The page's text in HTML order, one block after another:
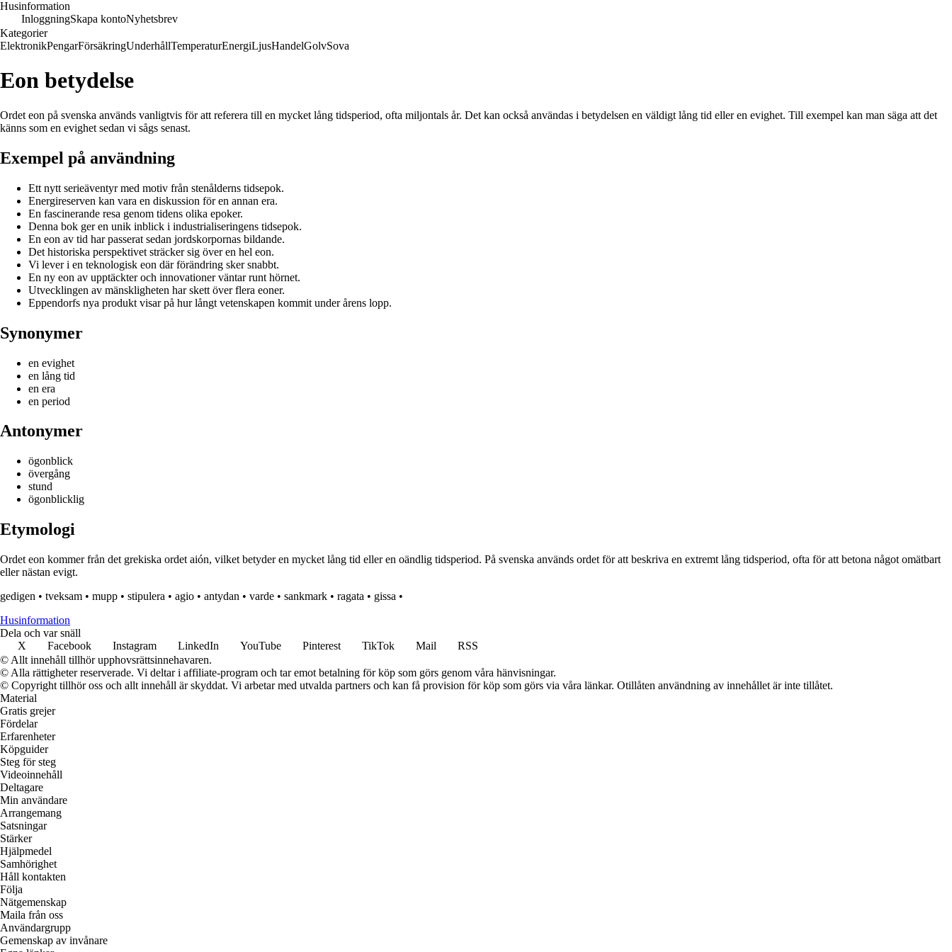
Husinformation
InloggningSkapa kontoNyhetsbrev
Kategorier
ElektronikPengarFörsäkringUnderhållTemperaturEnergiLjusHandelGolvSova
Eon betydelse
Ordet eon på svenska används vanligtvis för att referera till en mycket lång tidsperiod, ofta miljontals år. Det kan också användas i betydelsen en väldigt lång tid eller en evighet. Till exempel kan man säga att det
känns som en evighet sedan vi sågs senast.
Exempel på användning
Ett nytt serieäventyr med motiv från stenålderns tidsepok.
Energireserven kan vara en diskussion för en annan era.
En fascinerande resa genom tidens olika epoker.
Denna bok ger en unik inblick i industrialiseringens tidsepok.
En eon av tid har passerat sedan jordskorpornas bildande.
Det historiska perspektivet sträcker sig över en hel eon.
Vi lever i en teknologisk eon där förändring sker snabbt.
En ny eon av upptäckter och innovationer väntar runt hörnet.
Utvecklingen av mänskligheten har skett över flera eoner.
Eppendorfs nya produkt visar på hur långt vetenskapen kommit under årens lopp.
Synonymer
en evighet
en lång tid
en era
en period
Antonymer
ögonblick
övergång
stund
ögonblicklig
Etymologi
Ordet eon kommer från det grekiska ordet aión, vilket betyder en mycket lång tid eller en oändlig tidsperiod. På svenska används ordet för att beskriva en extremt lång tidsperiod, ofta för att betona något omätbart
eller nästan evigt.
gedigen • tveksam • mupp • stipulera • agio • antydan • varde • sankmark • ragata • gissa •
Husinformation
Dela och var snäll
X
Facebook Instagram LinkedIn YouTube Pinterest TikTok Mail
RSS
© Allt innehåll tillhör upphovsrättsinnehavaren.
© Alla rättigheter reserverade. Vi deltar i affiliate-program och tar emot betalning för köp som görs genom våra hänvisningar.
© Copyright tillhör oss och allt innehåll är skyddat. Vi arbetar med utvalda partners och kan få provision för köp som görs via våra länkar. Otillåten användning av innehållet är inte tillåtet.
Material
Gratis grejer
Fördelar
Erfarenheter
Köpguider
Steg för steg
Videoinnehåll
Deltagare
Min användare
Arrangemang
Satsningar
Stärker
Hjälpmedel
Samhörighet
Håll kontakten
Följa
Nätgemenskap
Maila från oss
Användargrupp
Gemenskap av invånare